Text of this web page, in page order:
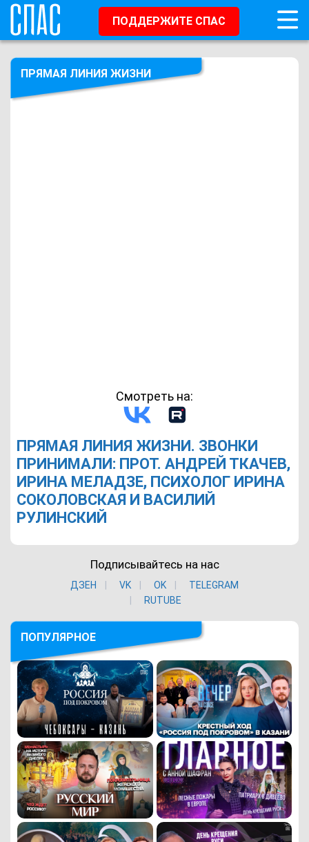
ПОДДЕРЖИТЕ СПАС
ПРЯМАЯ ЛИНИЯ ЖИЗНИ
Смотреть на:
ПРЯМАЯ ЛИНИЯ ЖИЗНИ. ЗВОНКИ
ПРИНИМАЛИ: ПРОТ. АНДРЕЙ ТКАЧЕВ,
ИРИНА МЕЛАДЗЕ, ПСИХОЛОГ ИРИНА
СОКОЛОВСКАЯ И ВАСИЛИЙ
РУЛИНСКИЙ
Подписывайтесь на нас
ДЗЕН VK ОK
TELEGRAM
RUTUBE
ПОПУЛЯРНОЕ